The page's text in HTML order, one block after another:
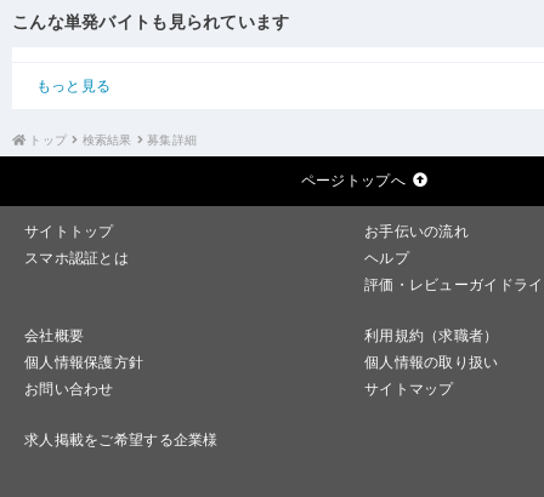
こんな単発バイトも見られています
もっと見る
トップ 検索結果 募集詳細
ページトップへ
サイトトップ
お手伝いの流れ
スマホ認証とは
ヘルプ
評価・レビューガイドラ
会社概要
利用規約（求職者）
個人情報保護方針
個人情報の取り扱い
お問い合わせ
サイトマップ
求人掲載をご希望する企業様